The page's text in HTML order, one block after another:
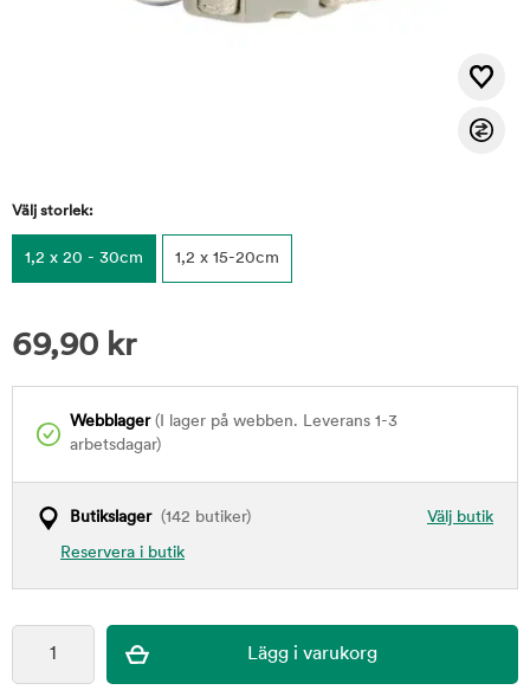
Välj storlek:
1,2 x 20 - 30cm 1,2 x 15-20cm
69,90 kr
Webblager(I lager på webben. Leverans 1-3
arbetsdagar)
Välj butik
Butikslager(142 butiker)
Reservera i butik